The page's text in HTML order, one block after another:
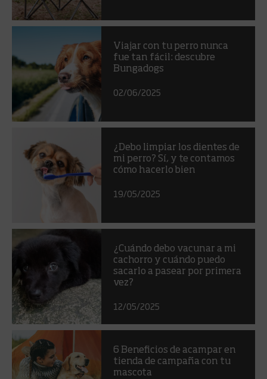
Viajar con tu perro nunca
fue tan fácil: descubre
Bungadogs
02/06/2025
¿Debo limpiar los dientes de
mi perro? Sí, y te contamos
cómo hacerlo bien
19/05/2025
¿Cuándo debo vacunar a mi
cachorro y cuándo puedo
sacarlo a pasear por primera
vez?
12/05/2025
6 Beneficios de acampar en
tienda de campaña con tu
mascota